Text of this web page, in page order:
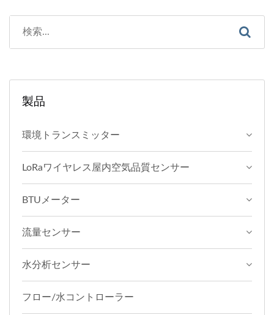
製品
環境トランスミッター
LoRaワイヤレス屋内空気品質センサー
BTUメーター
流量センサー
水分析センサー
フロー/水コントローラー